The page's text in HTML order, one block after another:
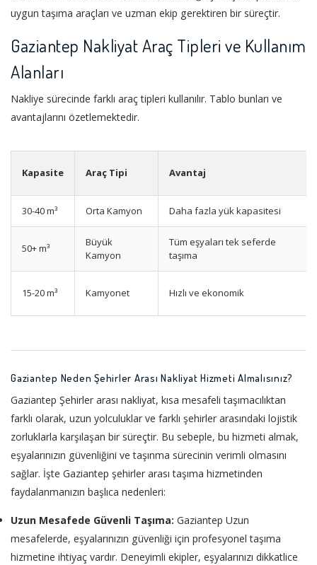
uygun taşıma araçları ve uzman ekip gerektiren bir süreçtir.
Gaziantep Nakliyat Araç Tipleri ve Kullanım
Alanları
Nakliye sürecinde farklı araç tipleri kullanılır. Tablo bunları ve
avantajlarını özetlemektedir.
Kapasite Araç Tipi Avantaj
30-40 m³ Orta Kamyon Daha fazla yük kapasitesi
50+ m³
Büyük
Kamyon
Tüm eşyaları tek seferde
taşıma
15-20 m³ Kamyonet Hızlı ve ekonomik
Gaziantep Neden Şehirler Arası Nakliyat Hizmeti Almalısınız?
Gaziantep Şehirler arası nakliyat, kısa mesafeli taşımacılıktan
farklı olarak, uzun yolculuklar ve farklı şehirler arasındaki lojistik
zorluklarla karşılaşan bir süreçtir. Bu sebeple, bu hizmeti almak,
eşyalarınızın güvenliğini ve taşınma sürecinin verimli olmasını
sağlar. İşte Gaziantep şehirler arası taşıma hizmetinden
faydalanmanızın başlıca nedenleri:
Uzun Mesafede Güvenli Taşıma: Gaziantep Uzun
mesafelerde, eşyalarınızın güvenliği için profesyonel taşıma
hizmetine ihtiyaç vardır. Deneyimli ekipler, eşyalarınızı dikkatlice